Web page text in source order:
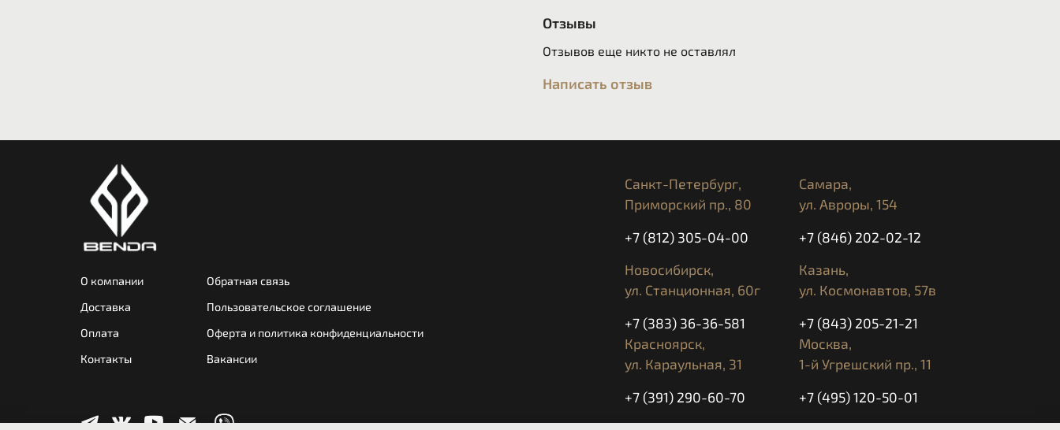
Отзывы
Отзывов еще никто не оставлял
Написать отзыв
О компании
Доставка
Оплата
Контакты
Обратная связь
Пользовательское соглашение
Оферта и политика конфиденциальности
Вакансии
Санкт-Петербург,
Приморский пр., 80
+7 (812) 305-04-00
Самара,
ул. Авроры, 154
+7 (846) 202-02-12
Новосибирск,
ул. Станционная, 60г
+7 (383) 36-36-581
Казань,
ул. Космонавтов, 57в
+7 (843) 205-21-21
Красноярск,
ул. Караульная, 31
+7 (391) 290-60-70
Москва,
1-й Угрешский пр., 11
+7 (495) 120-50-01